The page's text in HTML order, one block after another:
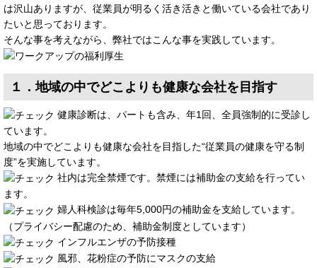
は沢山ありますが、従業員が明るく活き活きと働いている会社であり
たいと思っております。
そんな事を考えながら、弊社ではこんな事を実践しています。
１．地域の中でどこよりも健康な会社を目指す
健康診断は、パートも含み、年1回、全員強制的に受診し
ています。
地域の中でどこよりも健康な会社を目指した“従業員の健康を守る制
度”を実施しています。
社内は完全禁煙です。禁煙には補助金の支給を行ってい
ます。
婦人科検診は毎年5,000円の補助金を支給しています。
（プライバシー配慮のため、補助金制度としています）
インフルエンザの予防接種
風邪、花粉症の予防にマスクの支給